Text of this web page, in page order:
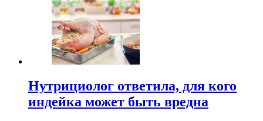
Нутрициолог ответила, для кого
индейка может быть вредна